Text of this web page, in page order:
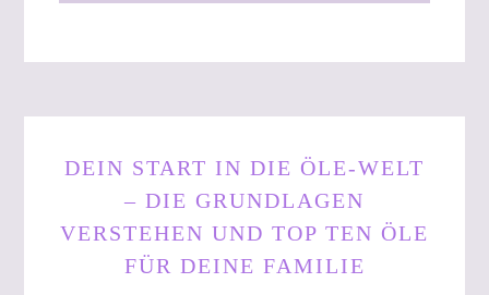
DEIN START IN DIE ÖLE-WELT
– DIE GRUNDLAGEN
VERSTEHEN UND TOP TEN ÖLE
FÜR DEINE FAMILIE